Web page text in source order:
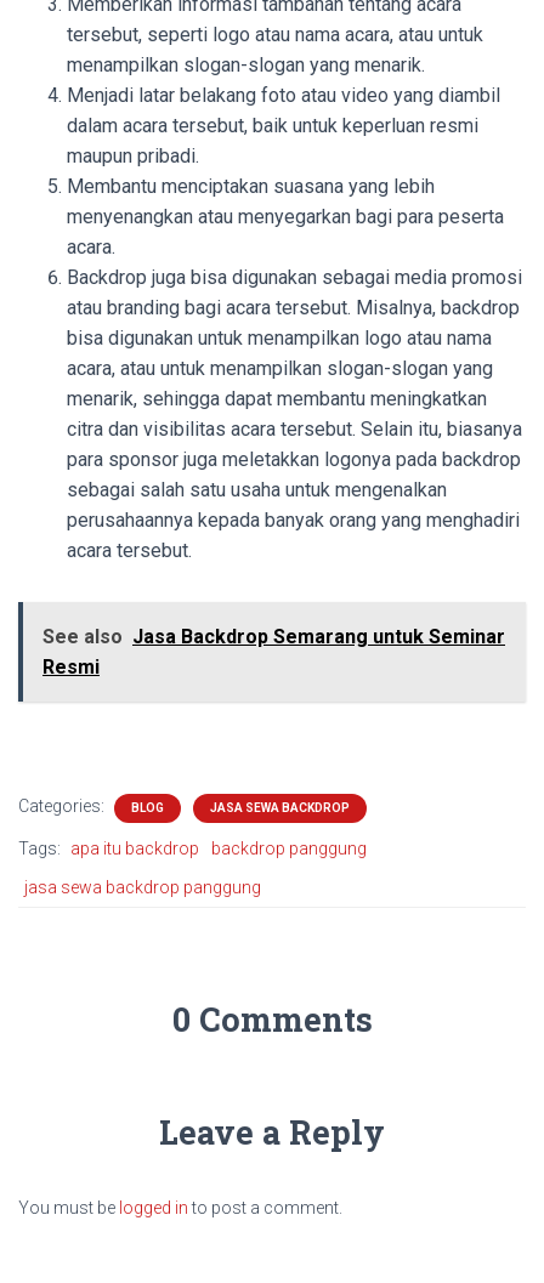
tersebut, seperti logo atau nama acara, atau untuk
menampilkan slogan-slogan yang menarik.
Menjadi latar belakang foto atau video yang diambil
dalam acara tersebut, baik untuk keperluan resmi
maupun pribadi.
Membantu menciptakan suasana yang lebih
menyenangkan atau menyegarkan bagi para peserta
acara.
Backdrop juga bisa digunakan sebagai media promosi
atau branding bagi acara tersebut. Misalnya, backdrop
bisa digunakan untuk menampilkan logo atau nama
acara, atau untuk menampilkan slogan-slogan yang
menarik, sehingga dapat membantu meningkatkan
citra dan visibilitas acara tersebut. Selain itu, biasanya
para sponsor juga meletakkan logonya pada backdrop
sebagai salah satu usaha untuk mengenalkan
perusahaannya kepada banyak orang yang menghadiri
acara tersebut.
See also Jasa Backdrop Semarang untuk Seminar
Resmi
Categories: BLOG JASA SEWA BACKDROP
Tags: apa itu backdrop
backdrop panggung
jasa sewa backdrop panggung
0 Comments
Leave a Reply
You must be logged into post a comment.